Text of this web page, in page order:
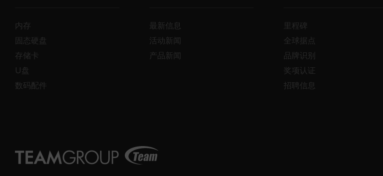
内存
固态硬盘
存储卡
U盘
数码配件
最新信息
活动新闻
产品新闻
里程碑
全球据点
品牌识别
奖项认证
招聘信息